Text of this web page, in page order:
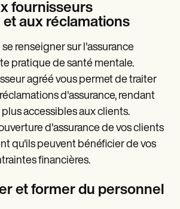
fournisseurs
aux réclamations
se renseigner sur l'assurance
pratique de santé mentale.
agréé vous permet de traiter
d'assurance, rendant
accessibles aux clients.
d'assurance de vos clients
qu'ils peuvent bénéficier de vos
financières.
et former du personnel